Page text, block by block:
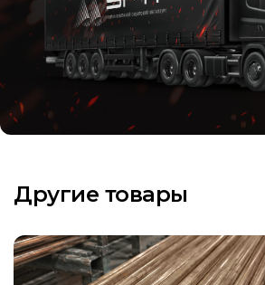
Другие товары